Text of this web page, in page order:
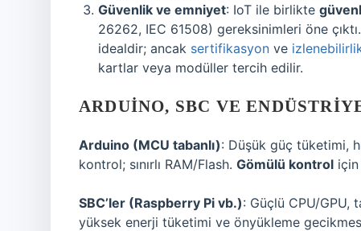
Güvenlik ve emniyet: IoT ile birlikte
26262, IEC 61508) gereksinimleri öne
idealdir; ancak sertifikasyon ve
kartlar veya modüller tercih edilir.
ARDUINO, SBC VE
Arduino (MCU tabanlı): Düşük güç tüketimi,
kontrol; sınırlı RAM/Flash. Gömülü kontrol
SBC’ler (Raspberry Pi vb.): Güçlü CPU/GPU,
yüksek enerji tüketimi ve önyükleme